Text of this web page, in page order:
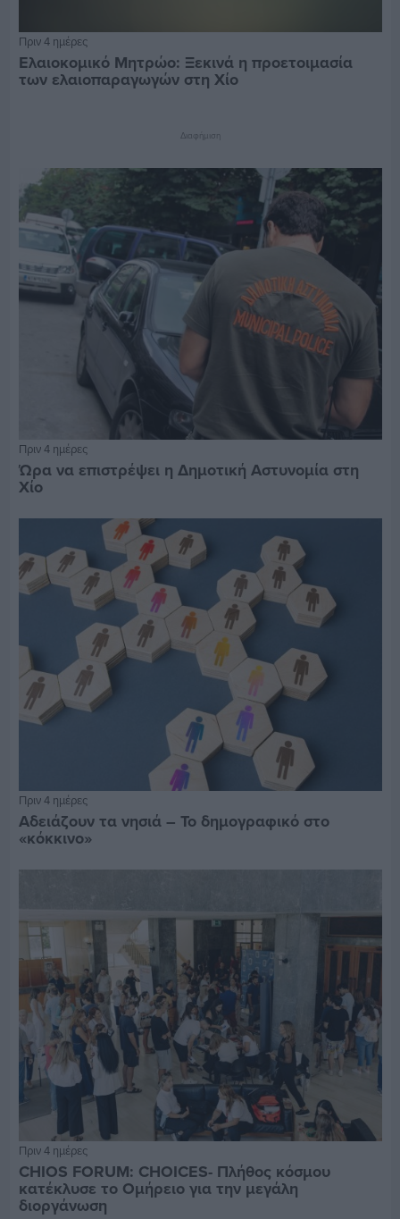
Πριν 4 ημέρες
Ελαιοκομικό Μητρώο: Ξεκινά η προετοιμασία
των ελαιοπαραγωγών στη Χίο
Διαφήμιση
Πριν 4 ημέρες
Ώρα να επιστρέψει η Δημοτική Αστυνομία στη
Χίο
Πριν 4 ημέρες
Αδειάζουν τα νησιά – Το δημογραφικό στο
«κόκκινο»
Πριν 4 ημέρες
CHIOS FORUM: CHOICES- Πλήθος κόσμου
κατέκλυσε το Ομήρειο για την μεγάλη
διοργάνωση